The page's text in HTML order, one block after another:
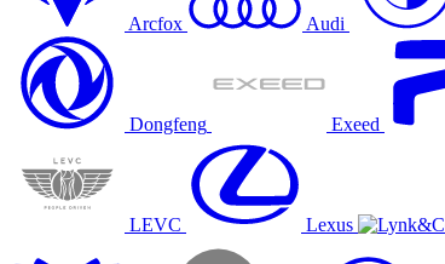
Arcfox Audi
Dongfeng Exeed
LEVC Lexus